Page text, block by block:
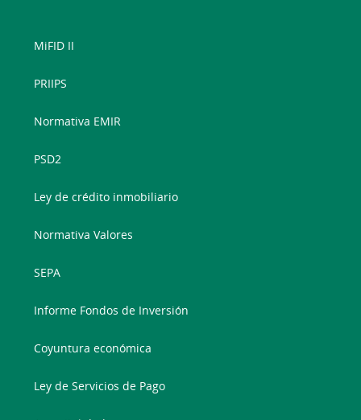
MiFID II
PRIIPS
Normativa EMIR
PSD2
Ley de crédito inmobiliario
Normativa Valores
SEPA
Informe Fondos de Inversión
Coyuntura económica
Ley de Servicios de Pago